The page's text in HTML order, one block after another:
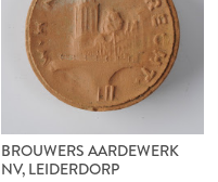
BROUWERS AARDEWERK
NV, LEIDERDORP